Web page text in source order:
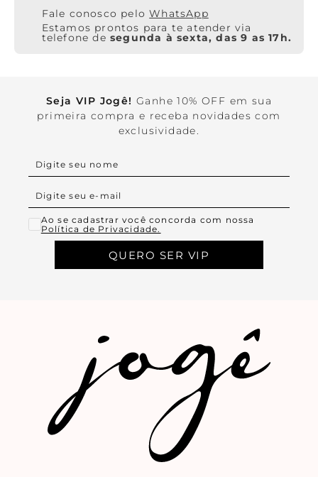
WhatsApp
Estamos prontos para te atender via
telefone de segunda à sexta, das 9 as 17h.
Seja VIP Jogê! Ganhe 10% OFF em sua
primeira compra e receba novidades com
exclusividade.
Ao se cadastrar você concorda com nossa
Política de Privacidade.
QUERO SER VIP